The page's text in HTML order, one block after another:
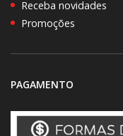
Receba novidades
Promoções
PAGAMENTO